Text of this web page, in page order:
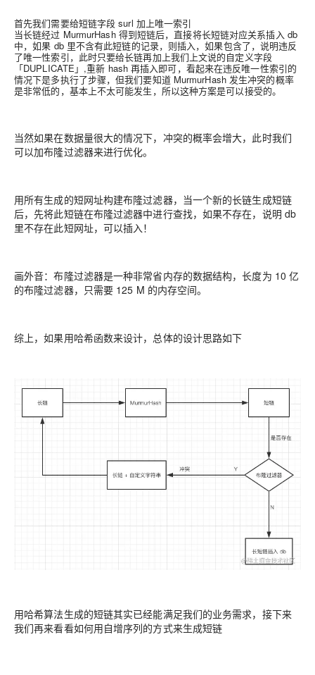
首先我们需要给短链字段 surl 加上唯一索引
当长链经过 MurmurHash 得到短链后，直接将长短链对应关系插入 db
中，如果 db 里不含有此短链的记录，则插入，如果包含了，说明违反
了唯一性索引，此时只要给长链再加上我们上文说的自定义字段
「DUPLICATE」,重新 hash 再插入即可，看起来在违反唯一性索引的
情况下是多执行了步骤，但我们要知道 MurmurHash 发生冲突的概率
是非常低的，基本上不太可能发生，所以这种方案是可以接受的。
当然如果在数据量很大的情况下，冲突的概率会增大，此时我们
可以加布隆过滤器来进行优化。
用所有生成的短网址构建布隆过滤器，当一个新的长链生成短链
后，先将此短链在布隆过滤器中进行查找，如果不存在，说明 db
里不存在此短网址，可以插入！
画外音：布隆过滤器是一种非常省内存的数据结构，长度为 10 亿
的布隆过滤器，只需要 125 M 的内存空间。
综上，如果用哈希函数来设计，总体的设计思路如下
用哈希算法生成的短链其实已经能满足我们的业务需求，接下来
我们再来看看如何用自增序列的方式来生成短链